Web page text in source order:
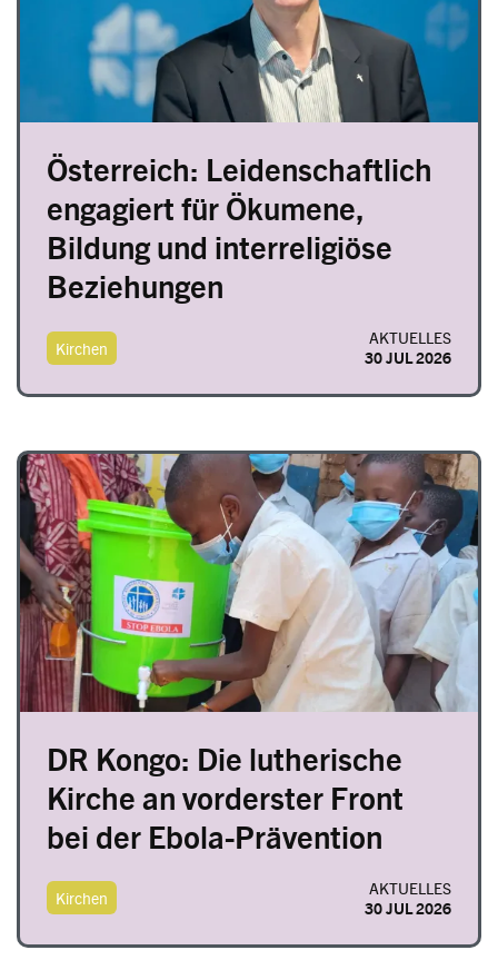
Österreich: Leidenschaftlich
engagiert für Ökumene,
Bildung und interreligiöse
Beziehungen
Kirchen
AKTUELLES
30 JUL 2026
Image
DR Kongo: Die lutherische
Kirche an vorderster Front
bei der Ebola-Prävention
Kirchen
AKTUELLES
30 JUL 2026